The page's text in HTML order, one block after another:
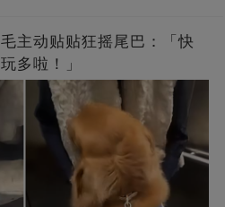
主动贴贴狂摇尾巴：「快
多啦！」